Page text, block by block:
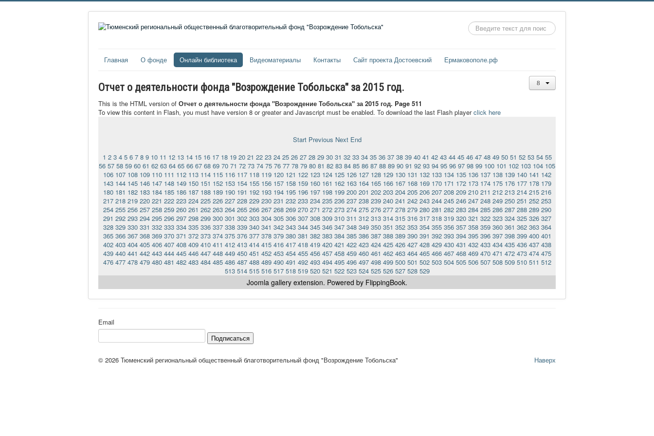
Искать...
Главная О фонде Онлайн библиотека Видеоматериалы Контакты Сайт проекта Достоевский Ермаковополе.рф
Отчет о деятельности фонда "Возрождение Тобольска" за 2015 год.
This is the HTML version of Отчет о деятельности фонда "Возрождение Тобольска" за 2015 год. Page 511
To view this content in Flash, you must have version 8 or greater and Javascript must be enabled. To download the last Flash playerclick here
Start Previous Next End
1 2 3 4 5 6 7 8 9 10 11 12 13 14 15 16 17 18 19 20 21 22 23 24 25 26 27 28 29 30 31 32 33 34 35 36 37 38 39 40 41 42 43 44 45 46 47 48 49 50 51 52 53 54 55
56 57 58 59 60 61 62 63 64 65 66 67 68 69 70 71 72 73 74 75 76 77 78 79 80 81 82 83 84 85 86 87 88 89 90 91 92 93 94 95 96 97 98 99 100 101 102 103 104 105
106 107 108 109 110 111 112 113 114 115 116 117 118 119 120 121 122 123 124 125 126 127 128 129 130 131 132 133 134 135 136 137 138 139 140 141 142
143 144 145 146 147 148 149 150 151 152 153 154 155 156 157 158 159 160 161 162 163 164 165 166 167 168 169 170 171 172 173 174 175 176 177 178 179
180 181 182 183 184 185 186 187 188 189 190 191 192 193 194 195 196 197 198 199 200 201 202 203 204 205 206 207 208 209 210 211 212 213 214 215 216
217 218 219 220 221 222 223 224 225 226 227 228 229 230 231 232 233 234 235 236 237 238 239 240 241 242 243 244 245 246 247 248 249 250 251 252 253
254 255 256 257 258 259 260 261 262 263 264 265 266 267 268 269 270 271 272 273 274 275 276 277 278 279 280 281 282 283 284 285 286 287 288 289 290
291 292 293 294 295 296 297 298 299 300 301 302 303 304 305 306 307 308 309 310 311 312 313 314 315 316 317 318 319 320 321 322 323 324 325 326 327
328 329 330 331 332 333 334 335 336 337 338 339 340 341 342 343 344 345 346 347 348 349 350 351 352 353 354 355 356 357 358 359 360 361 362 363 364
365 366 367 368 369 370 371 372 373 374 375 376 377 378 379 380 381 382 383 384 385 386 387 388 389 390 391 392 393 394 395 396 397 398 399 400 401
402 403 404 405 406 407 408 409 410 411 412 413 414 415 416 417 418 419 420 421 422 423 424 425 426 427 428 429 430 431 432 433 434 435 436 437 438
439 440 441 442 443 444 445 446 447 448 449 450 451 452 453 454 455 456 457 458 459 460 461 462 463 464 465 466 467 468 469 470 471 472 473 474 475
476 477 478 479 480 481 482 483 484 485 486 487 488 489 490 491 492 493 494 495 496 497 498 499 500 501 502 503 504 505 506 507 508 509 510 511 512
513 514 515 516 517 518 519 520 521 522 523 524 525 526 527 528 529
Joomla gallery extension. Powered by FlippingBook.
Email
Подписаться
Наверх
© 2026 Тюменский региональный общественный благотворительный фонд "Возрождение Тобольска"